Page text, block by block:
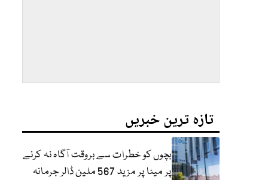
تازہ ترین خبریں
بچوں کو خطرات سے بروقت آگاہ نہ کرنے
پر میٹا پر مزید 567 ملین ڈالر جرمانہ